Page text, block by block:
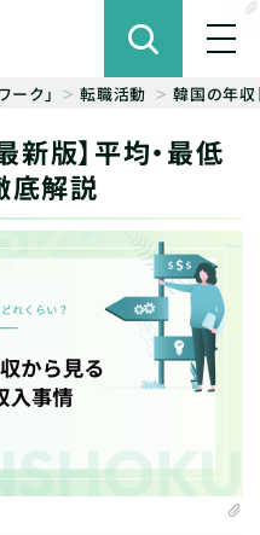
ーク」 転職活動 韓国の年収
版】平均・最低
底解説